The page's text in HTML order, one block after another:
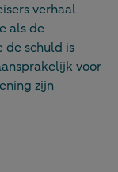
verhaal
als de
de schuld is
voor
zijn